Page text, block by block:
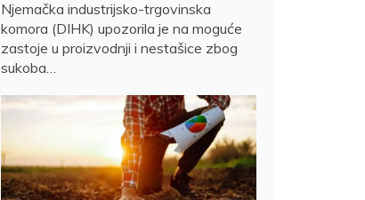
Njemačka industrijsko-trgovinska
komora (DIHK) upozorila je na moguće
zastoje u proizvodnji i nestašice zbog
sukoba…